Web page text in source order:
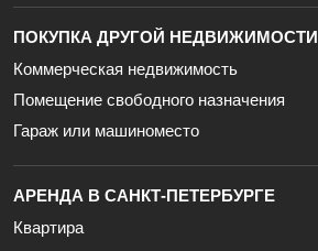
ПОКУПКА ДРУГОЙ НЕДВИЖИМОСТИ
Коммерческая недвижимость
Помещение свободного назначения
Гараж или машиноместо
АРЕНДА В САНКТ-ПЕТЕРБУРГЕ
Квартира